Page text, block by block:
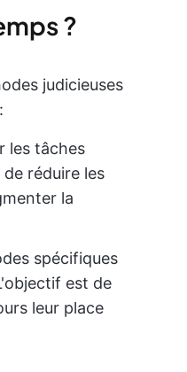
?
judicieuses
les tâches
réduire les
la
spécifiques
est de
leur place